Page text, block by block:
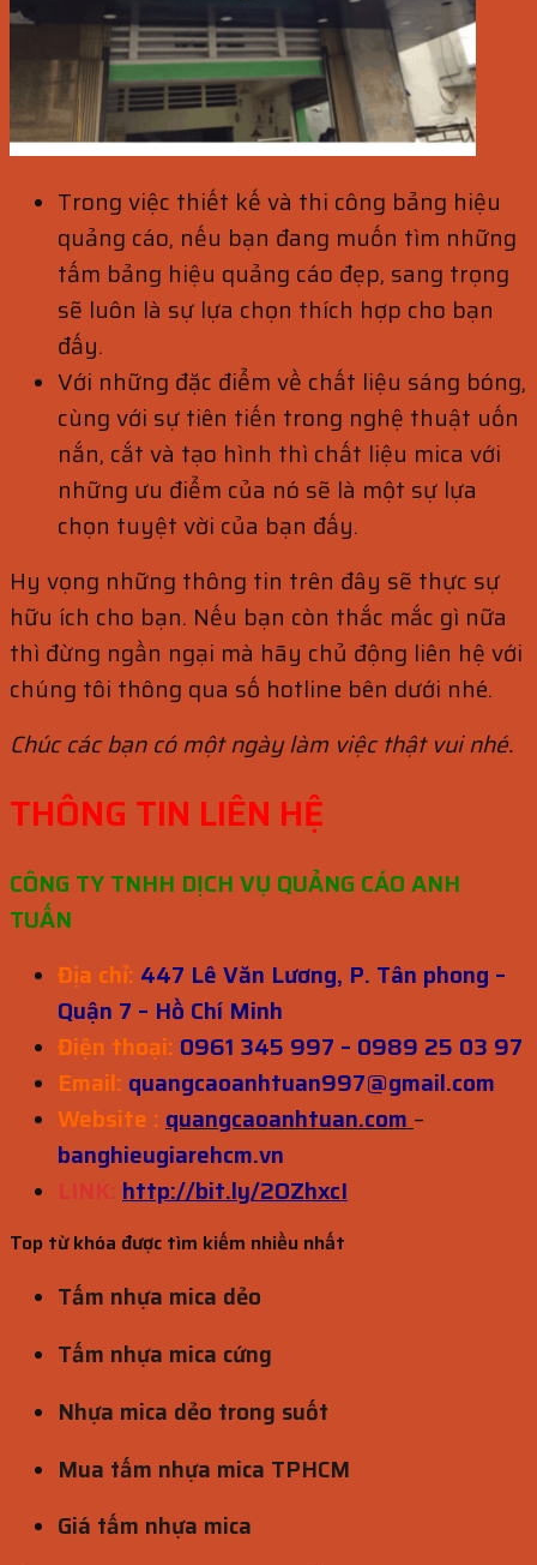
Trong việc thiết kế và thi công bảng hiệu
quảng cáo, nếu bạn đang muốn tìm những
tấm bảng hiệu quảng cáo đẹp, sang trọng
sẽ luôn là sự lựa chọn thích hợp cho bạn
đấy.
Với những đặc điểm về chất liệu sáng bóng,
cùng với sự tiên tiến trong nghệ thuật uốn
nắn, cắt và tạo hình thì chất liệu mica với
những ưu điểm của nó sẽ là một sự lựa
chọn tuyệt vời của bạn đấy.
Hy vọng những thông tin trên đây sẽ thực sự
hữu ích cho bạn. Nếu bạn còn thắc mắc gì nữa
thì đừng ngần ngại mà hãy chủ động liên hệ với
chúng tôi thông qua số hotline bên dưới nhé.
Chúc các bạn có một ngày làm việc thật vui nhé.
THÔNG TIN LIÊN HỆ
CÔNG TY TNHH DỊCH VỤ QUẢNG CÁO ANH
TUẤN
Địa chỉ: 447 Lê Văn Lương, P. Tân phong –
Quận 7 – Hồ Chí Minh
Điện thoại: 0961 345 997 – 0989 25 03 97
Email: quangcaoanhtuan997@gmail.com
Website : quangcaoanhtuan.com –
banghieugiarehcm.vn
LINK: http://bit.ly/2OZhxcI
Top từ khóa được tìm kiếm nhiều nhất
Tấm nhựa mica dẻo
Tấm nhựa mica cứng
Nhựa mica dẻo trong suốt
Mua tấm nhựa mica TPHCM
Giá tấm nhựa mica